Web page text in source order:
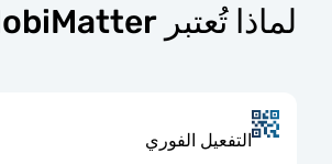
لماذا تُعتبر MobiMatter الأفضل لشرائح eSIM في الجزر الكاريبيه الهولنديه؟
التفعيل الفوري